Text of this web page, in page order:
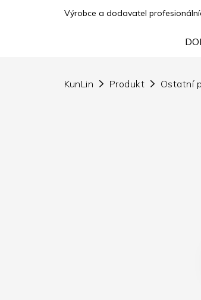
Výrobce a dodavatel
KunLin Produkt Ostatní